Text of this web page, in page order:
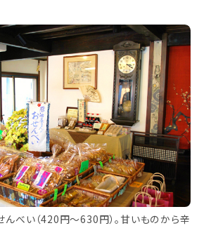
べい（420円～630円）。甘いものから辛